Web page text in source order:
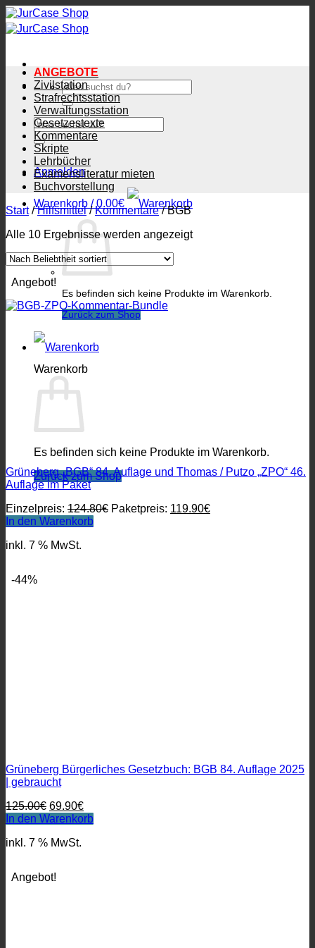
Zum
Inhalt
springen
Suchen
nach:
Suchen
nach:
Anmelden
Warenkorb /0.00€
Es befinden sich keine Produkte im Warenkorb.
Zurück zum Shop
Warenkorb
Es befinden sich keine Produkte im Warenkorb.
Zurück zum Shop
ANGEBOTE
Zivilstation
Strafrechtsstation
Verwaltungsstation
Gesetzestexte
Kommentare
Skripte
Lehrbücher
Examensliteratur mieten
Buchvorstellung
Start / Hilfsmittel / Kommentare /BGB
Alle 10 Ergebnisse werden angezeigtNach
Angebot!
Grüneberg „BGB“ 84. Auflage und Thomas / Putzo „ZPO“ 46.
Auflage im Paket
Einzelpreis: 124.80€ Ursprünglicher
Paketpreis: 119.90€Aktueller
In den Warenkorb
inkl. 7 % MwSt.
-44%
Grüneberg Bürgerliches Gesetzbuch: BGB 84. Auflage 2025
| gebraucht
125.00€ Ursprünglicher
Preis
125.00€
69.90€Aktueller
Preis
In den Warenkorb
inkl. 7 % MwSt.
Angebot!